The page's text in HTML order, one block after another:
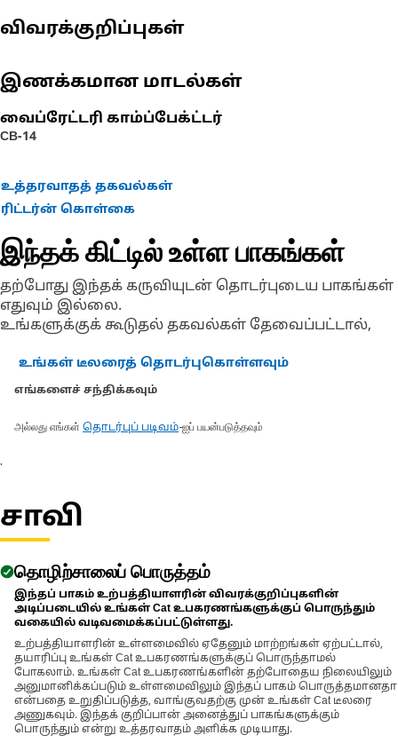
விவரக்குறிப்புகள்
இணக்கமான மாடல்கள்
வைப்ரேட்டரி காம்ப்பேக்ட்டர்
CB-14
உத்தரவாதத் தகவல்கள்
ரிட்டர்ன் கொள்கை
இந்தக் கிட்டில் உள்ள பாகங்கள்
தற்போது இந்தக் கருவியுடன் தொடர்புடைய பாகங்கள்
எதுவும் இல்லை.
உங்களுக்குக் கூடுதல் தகவல்கள் தேவைப்பட்டால்,
உங்கள் டீலரைத் தொடர்புகொள்ளவும்
எங்களைச் சந்திக்கவும்
அல்லது எங்கள் தொடர்புப் படிவம்-ஐப் பயன்படுத்தவும்
.
சாவி
தொழிற்சாலைப் பொருத்தம்
இந்தப் பாகம் உற்பத்தியாளரின் விவரக்குறிப்புகளின்
அடிப்படையில் உங்கள் Cat உபகரணங்களுக்குப் பொருந்தும்
வகையில் வடிவமைக்கப்பட்டுள்ளது.
உற்பத்தியாளரின் உள்ளமைவில் ஏதேனும் மாற்றங்கள் ஏற்பட்டால்,
தயாரிப்பு உங்கள் Cat உபகரணங்களுக்குப் பொருந்தாமல்
போகலாம். உங்கள் Cat உபகரணங்களின் தற்போதைய நிலையிலும்
அனுமானிக்கப்படும் உள்ளமைவிலும் இந்தப் பாகம் பொருத்தமானதா
என்பதை உறுதிப்படுத்த, வாங்குவதற்கு முன் உங்கள் Cat டீலரை
அணுகவும். இந்தக் குறிப்பான் அனைத்துப் பாகங்களுக்கும்
பொருந்தும் என்று உத்தரவாதம் அளிக்க முடியாது.